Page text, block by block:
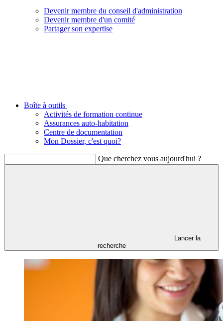
Devenir membre du conseil d'administration
Devenir membre d'un comité
Partager son expertise
Boîte à outils
Activités de formation continue
Assurances auto-habitation
Centre de documentation
Mon Dossier, c'est quoi?
Que cherchez vous aujourd'hui ?
Lancer la
recherche